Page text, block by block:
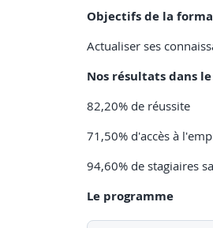
Objectifs de la
Actualiser ses
Nos résultats dans
82,20% de réussite
71,50% d'accès à
94,60% de stagiaires
Le programme